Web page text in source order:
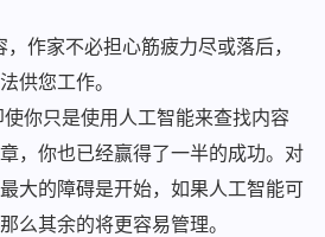
作家不必担心筋疲力尽或落后，
供您工作。
你只是使用人工智能来查找内容
，你也已经赢得了一半的成功。对
大的障碍是开始，如果人工智能可
么其余的将更容易管理。